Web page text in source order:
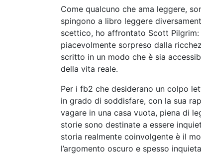
Come qualcuno che ama leggere,
spingono a libro leggere
scettico, ho affrontato Scott
piacevolmente sorpreso dalla
scritto in un modo che è sia
della vita reale.
Per i fb2 che desiderano un colpo
in grado di soddisfare, con la sua
vagare in una casa vuota, piena di
storie sono destinate a essere
storia realmente coinvolgente è il
l’argomento oscuro e spesso